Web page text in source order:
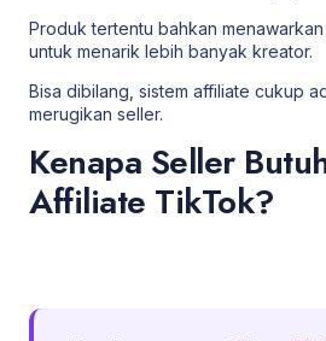
Produk tertentu bahkan
untuk menarik lebih banyak kreator.
Bisa dibilang, sistem affiliate cukup
merugikan seller.
Kenapa Seller
Affiliate TikTok?